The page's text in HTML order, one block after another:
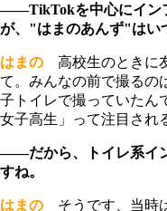
――TikTokを中心にイン
が、"はまのあんず"はい
はまの 高校生のときに
て。みんなの前で撮るの
子トイレで撮っていたん
女子高生」って注目され
――だから、トイレ系イ
すね。
はまの そうです、当時